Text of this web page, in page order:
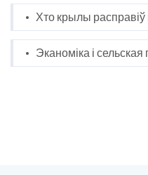
Хто крылы расправіў
Эканоміка і сельская